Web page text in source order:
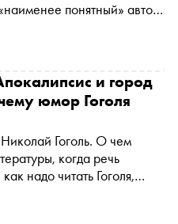
понятный» автор,
и город
юмор Гоголя
Гоголь. О чем
когда речь
надо читать Гоголя,